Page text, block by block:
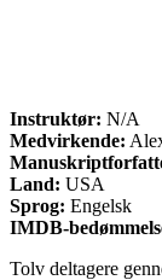
Instruktør: N/A
Medvirkende:
Land: USA
Sprog: Engelsk
IMDB-
Tolv deltagere